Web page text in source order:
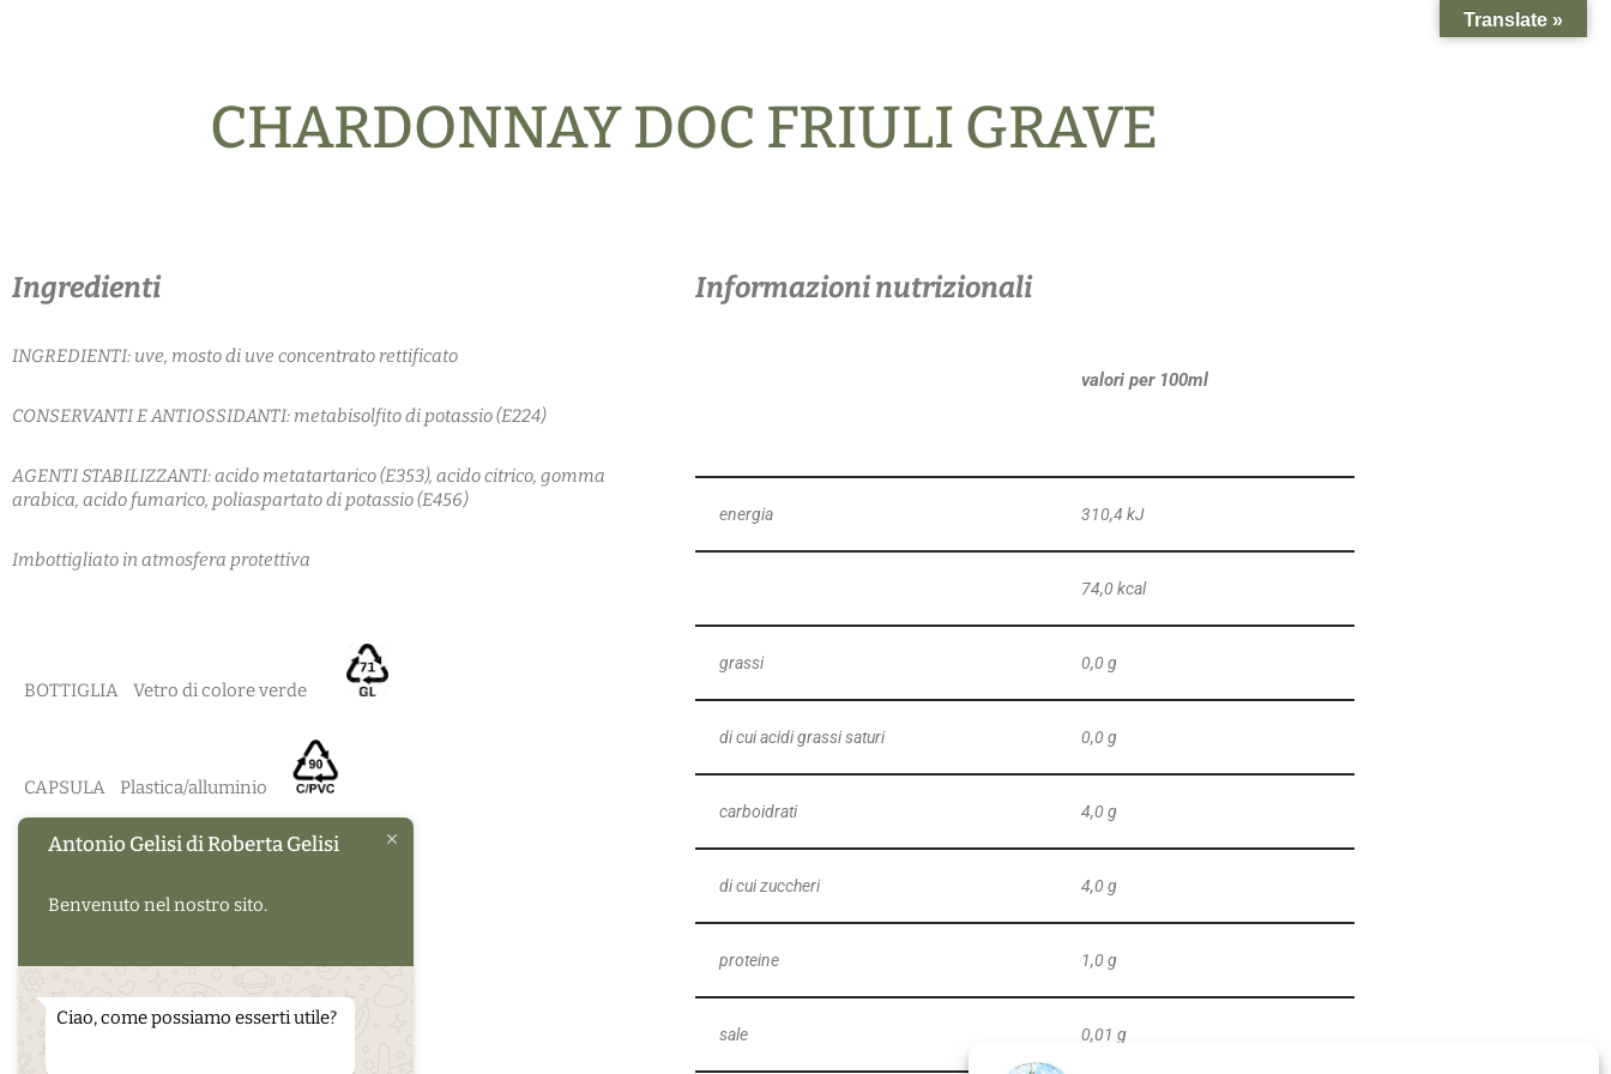
CHARDONNAY DOC FRIULI GRAVE
Ingredienti
INGREDIENTI: uve, mosto di uve concentrato rettificato
CONSERVANTI E ANTIOSSIDANTI: metabisolfito di potassio (E224)
AGENTI STABILIZZANTI: acido metatartarico (E353), acido citrico, gomma
arabica, acido fumarico, poliaspartato di potassio (E456)
Imbottigliato in atmosfera protettiva
BOTTIGLIA Vetro di colore verde
CAPSULA Plastica/alluminio
Verifica le disposizioni del tuo comune
Informazioni nutrizionali
valori per 100ml
energia 310,4 kJ
74,0 kcal
grassi 0,0 g
di cui acidi grassi saturi 0,0 g
carboidrati 4,0 g
di cui zuccheri 4,0 g
proteine 1,0 g
sale 0,01 g
Translate »
Antonio Gelisi di Roberta Gelisi
Benvenuto nel nostro sito.
Ciao, come possiamo esserti utile?